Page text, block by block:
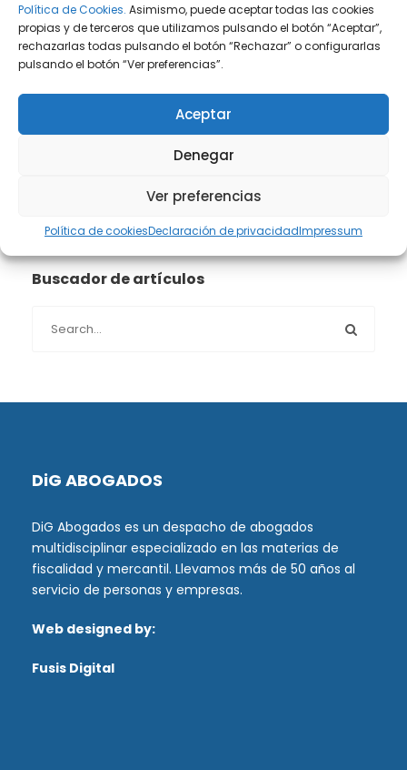
Política de Cookies. Asimismo, puede aceptar todas las cookies
propias y de terceros que utilizamos pulsando el botón “Aceptar”,
rechazarlas todas pulsando el botón “Rechazar” o configurarlas
pulsando el botón “Ver preferencias”.
Aceptar
Denegar
Ver preferencias
Política de cookiesDeclaración de privacidadImpressum
Prensa(2)
Propiedad intelectual e industrial
(24)
Buscador de artículos
DiG ABOGADOS
DiG Abogados es un despacho de abogados
multidisciplinar especializado en las materias de
fiscalidad y mercantil. Llevamos más de 50 años al
servicio de personas y empresas.
Web designed by:
Fusis Digital